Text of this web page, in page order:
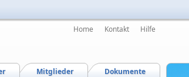
Home Kontakt Hilfe
Dokumente
Mitglieder